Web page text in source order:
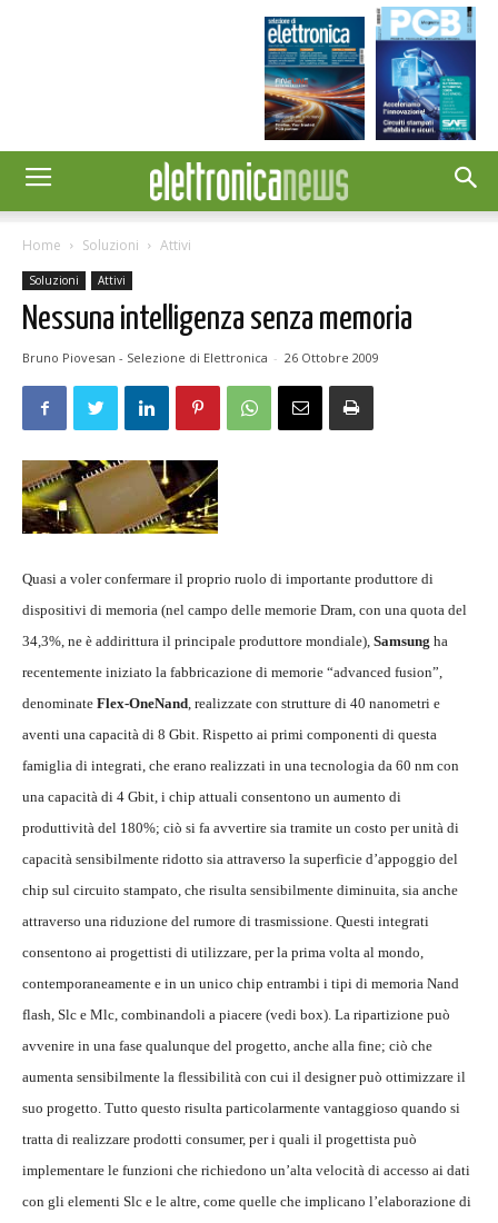
Home Soluzioni Attivi
Soluzioni Attivi
Nessuna intelligenza senza memoria
Bruno Piovesan - Selezione di Elettronica - 26 Ottobre 2009
Quasi a voler confermare il proprio ruolo di importante produttore di
dispositivi di memoria (nel campo delle memorie Dram, con una quota del
34,3%, ne è addirittura il principale produttore mondiale), Samsung ha
recentemente iniziato la fabbricazione di memorie “advanced fusion”,
denominate Flex-OneNand, realizzate con strutture di 40 nanometri e
aventi una capacità di 8 Gbit. Rispetto ai primi componenti di questa
famiglia di integrati, che erano realizzati in una tecnologia da 60 nm con
una capacità di 4 Gbit, i chip attuali consentono un aumento di
produttività del 180%; ciò si fa avvertire sia tramite un costo per unità di
capacità sensibilmente ridotto sia attraverso la superficie d’appoggio del
chip sul circuito stampato, che risulta sensibilmente diminuita, sia anche
attraverso una riduzione del rumore di trasmissione. Questi integrati
consentono ai progettisti di utilizzare, per la prima volta al mondo,
contemporaneamente e in un unico chip entrambi i tipi di memoria Nand
flash, Slc e Mlc, combinandoli a piacere (vedi box). La ripartizione può
avvenire in una fase qualunque del progetto, anche alla fine; ciò che
aumenta sensibilmente la flessibilità con cui il designer può ottimizzare il
suo progetto. Tutto questo risulta particolarmente vantaggioso quando si
tratta di realizzare prodotti consumer, per i quali il progettista può
implementare le funzioni che richiedono un’alta velocità di accesso ai dati
con gli elementi Slc e le altre, come quelle che implicano l’elaborazione di